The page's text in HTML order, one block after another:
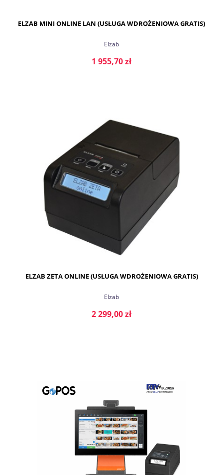
ELZAB MINI ONLINE LAN (USŁUGA WDROŻENIOWA GRATIS)
Elzab
1 955,70 zł
DO KOSZYKA
ELZAB ZETA ONLINE (USŁUGA WDROŻENIOWA GRATIS)
Elzab
2 299,00 zł